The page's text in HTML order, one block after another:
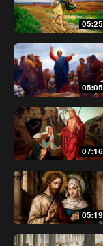
05:25
05:05
07:16
05:19